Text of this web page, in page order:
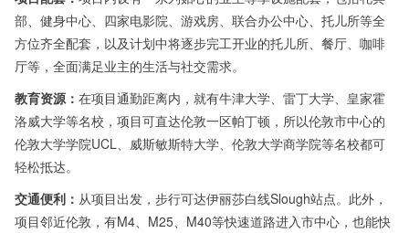
部、健身中心、四家电影院、游戏房、联合办公中心、托儿所等全
方位齐全配套，以及计划中将逐步完工开业的托儿所、餐厅、咖啡
厅等，全面满足业主的生活与社交需求。
教育资源： 在项目通勤距离内，就有牛津大学、雷丁大学、皇家霍
洛威大学等名校，项目可直达伦敦一区帕丁顿，所以伦敦市中心的
伦敦大学学院UCL、威斯敏斯特大学、伦敦大学商学院等名校都可
轻松抵达。
交通便利： 从项目出发，步行可达伊丽莎白线Slough站点。此外，
项目邻近伦敦，有M4、M25、M40等快速道路进入市中心，也能快